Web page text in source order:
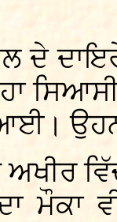
ਦੇ
ਮੌਕਾ